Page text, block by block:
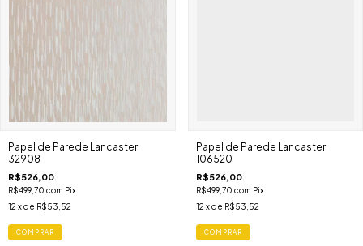
Papel de Parede Lancaster
32908
R$526,00
R$499,70 com Pix
12 x de R$53,52
COMPRAR
Papel de Parede Lancaster
106520
R$526,00
R$499,70 com Pix
12 x de R$53,52
COMPRAR